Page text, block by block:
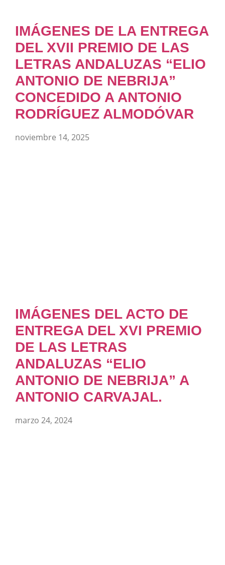
IMÁGENES DE LA ENTREGA
DEL XVII PREMIO DE LAS
LETRAS ANDALUZAS “ELIO
ANTONIO DE NEBRIJA”
CONCEDIDO A ANTONIO
RODRÍGUEZ ALMODÓVAR
noviembre 14, 2025
IMÁGENES DEL ACTO DE
ENTREGA DEL XVI PREMIO
DE LAS LETRAS
ANDALUZAS “ELIO
ANTONIO DE NEBRIJA” A
ANTONIO CARVAJAL.
marzo 24, 2024